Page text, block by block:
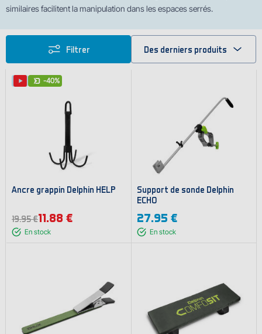
similaires facilitent la manipulation dans les espaces serrés.
Filtrer Des derniers produits
-40%
Ancre grappin Delphin HELP
19.95 €11.88 €
En stock
Support de sonde Delphin
ECHO
27.95 €
En stock